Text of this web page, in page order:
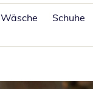
Wäsche Schuhe